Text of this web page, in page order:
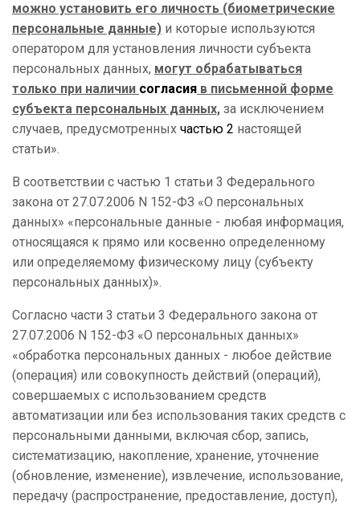
можно установить его личность (биометрические
персональные данные) и которые используются
оператором для установления личности субъекта
персональных данных, могут обрабатываться
только при наличии согласия в письменной форме
субъекта персональных данных, за исключением
случаев, предусмотренных частью 2 настоящей
статьи».
В соответствии с частью 1 статьи 3 Федерального
закона от 27.07.2006 N 152-ФЗ «О персональных
данных» «персональные данные - любая информация,
относящаяся к прямо или косвенно определенному
или определяемому физическому лицу (субъекту
персональных данных)».
Согласно части 3 статьи 3 Федерального закона от
27.07.2006 N 152-ФЗ «О персональных данных»
«обработка персональных данных - любое действие
(операция) или совокупность действий (операций),
совершаемых с использованием средств
автоматизации или без использования таких средств с
персональными данными, включая сбор, запись,
систематизацию, накопление, хранение, уточнение
(обновление, изменение), извлечение, использование,
передачу (распространение, предоставление, доступ),